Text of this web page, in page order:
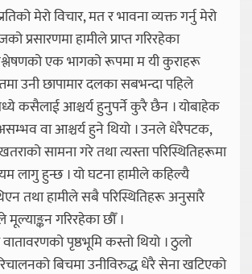
मेरो विचार, मत र भावना व्यक्त गर्नु मेरो
प्रसारणमा हामीले प्राप्त गरिरहेका
एक भागको रूपमा म यी कुराहरू
उनी छापामार दलका सबभन्दा पहिले
कसैलाई आश्चर्य हुनुपर्ने कुरै छैन । योबाहेक
वा आश्चर्य हुने थियो । उनले धेरैपटक,
सामना गरे तथा त्यस्ता परिस्थितिहरूमा
लागु हुन्छ । यो घटना हामीले कहिल्यै
तथा हामीले सबै परिस्थितिहरू अनुसारै
गरिरहेका छौँ ।
पृष्ठभूमि कस्तो थियो । ठुलो
बिचमा उनीविरुद्ध धेरै सेना खटिएको